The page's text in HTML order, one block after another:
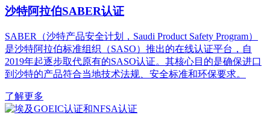
沙特阿拉伯SABER认证
SABER（沙特产品安全计划，Saudi Product Safety Program）
是沙特阿拉伯标准组织（SASO）推出的在线认证平台，自
2019年起逐步取代原有的SASO认证。其核心目的是确保进口
到沙特的产品符合当地技术法规、安全标准和环保要求。
了解更多